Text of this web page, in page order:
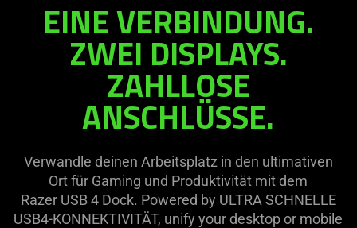
EINE VERBINDUNG.
ZWEI DISPLAYS.
ZAHLLOSE
ANSCHLÜSSE.
Verwandle deinen Arbeitsplatz in den ultimativen
Ort für Gaming und Produktivität mit dem
Razer USB 4 Dock. Powered by ULTRA SCHNELLE
USB4-KONNEKTIVITÄT, unify your desktop or mobile